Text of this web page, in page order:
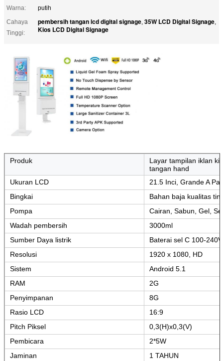
Tinggalkan pesan
Kami akan segera menghubungi
Anda kembali!
Warna:
putih
Cahaya
Tinggi:
pembersih tangan lcd digital signage, 35W LCD Digital Signage,
Kios LCD Digital Signage
Produk
Layar tampilan iklan
tangan hand
Ukuran LCD
21.5 Inci, Grande A
Bingkai
Bahan baja kualitas
Pompa
Cairan, Sabun, Gel,
Wadah pembersih
3000ml
Sumber Daya listrik
Baterai sel C 100-
Resolusi
1920 x 1080, HD
Sistem
Android 5.1
RAM
2G
Penyimpanan
8G
Rasio LCD
16:9
Pitch Piksel
0,3(H)x0,3(V)
Pembicara
2*5W
Jaminan
1 TAHUN